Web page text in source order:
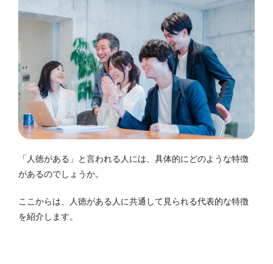
「人徳がある」と言われる人には、具体的にどのような特徴
があるのでしょうか。
ここからは、人徳がある人に共通して見られる代表的な特徴
を紹介します。